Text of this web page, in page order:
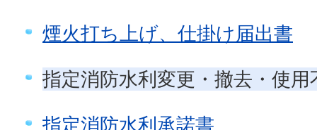
煙火打ち上げ、仕掛け届出書
指定消防水利変更・撤去・使用
指定消防水利承諾書